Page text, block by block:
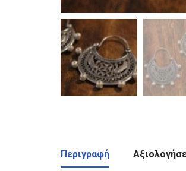
Περιγραφή